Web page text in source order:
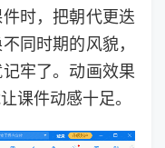
时，把朝代更迭
同时期的风貌，
牢了。动画效果
课件动感十足。